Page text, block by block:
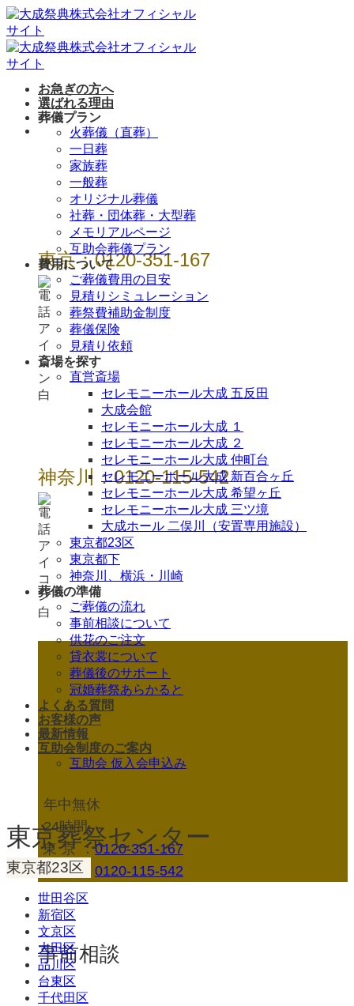
Skip
to
content
年中無休 / 24時
東京：0120-351-167
神奈川：0120-115-542
年中無休
24時間
東京：0120-351-167
神奈川： 0120-115-542
事前相談
お急ぎの方へ
選ばれる理由
葬儀プラン
火葬儀（直葬）
一日葬
家族葬
一般葬
オリジナル葬儀
社葬・団体葬・大型葬
メモリアルページ
互助会葬儀プラン
費用について
ご葬儀費用の目安
見積りシミュレーション
葬祭費補助金制度
葬儀保険
見積り依頼
斎場を探す
直営斎場
セレモニーホール大成 五反田
大成会館
セレモニーホール大成 １
セレモニーホール大成 ２
セレモニーホール大成 仲町台
セレモニーホール大成 新百合ヶ丘
セレモニーホール大成 希望ヶ丘
セレモニーホール大成 三ツ境
大成ホール 二俣川（安置専用施設）
東京都23区
東京都下
神奈川、横浜・川崎
葬儀の準備
ご葬儀の流れ
事前相談について
供花のご注文
貸衣裳について
葬儀後のサポート
冠婚葬祭あらかると
よくある質問
お客様の声
最新情報
互助会制度のご案内
互助会 仮入会申込み
東京葬祭センター
東京都23区
世田谷区
新宿区
文京区
大田区
品川区
台東区
千代田区